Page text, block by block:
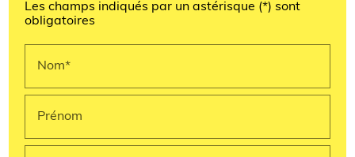
Les champs indiqués par un astérisque (*) sont
obligatoires
Nom*
Prénom